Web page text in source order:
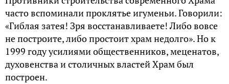
часто вспоминали проклятье игуменьи. Говорили:
«Гиблая затея! Зря восстанавливаете! Либо вовсе
не построите, либо простоит храм недолго». Но к
1999 году усилиями общественников, меценатов,
духовенства и столичных властей Храм был
построен.